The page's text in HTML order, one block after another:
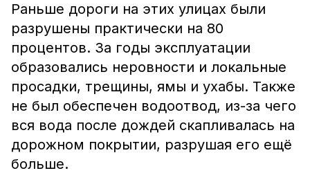
Раньше дороги на этих улицах были
разрушены практически на 80
процентов. За годы эксплуатации
образовались неровности и локальные
просадки, трещины, ямы и ухабы. Также
не был обеспечен водоотвод, из-за чего
вся вода после дождей скапливалась на
дорожном покрытии, разрушая его ещё
больше.